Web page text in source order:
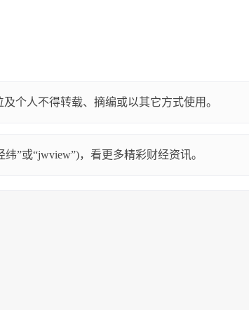
个人不得转载、摘编或以其它方式使用。
”或“jwview”)，看更多精彩财经资讯。